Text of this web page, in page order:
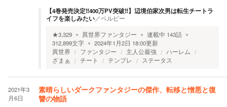
【4巻発売決定‼400万PV突破‼】辺境伯家次男は転生チートラ
イフを楽しみたい／ベルピー
★3,329 異世界ファンタジー 連載中 143話
312,899文字 2024年1月2日 18:00更新
異世界
ファンタジー 主人公最強
ハーレム
ざまぁ
チート テンプレ ステータス
2021年3
月6日
素晴らしいダークファンタジーの傑作、転移と憎悪と復
讐の物語